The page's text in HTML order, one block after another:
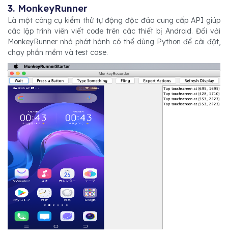
3. MonkeyRunner
Là một công cụ kiểm thử tự động độc đáo cung cấp API giúp
các lập trình viên viết code trên các thiết bị Android. Đối với
MonkeyRunner nhà phát hành có thể dùng Python để cài đặt,
chạy phần mềm và test case.